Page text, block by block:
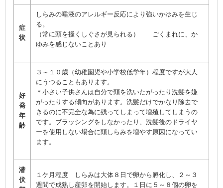
症
状
しらみの唾液のアレルギー反応により強いかゆみを生じ
る。
（常に頭を掻くしぐさが見られる） ごくまれに、か
ゆみを感じないことあり
好
発
年
齢
３～１０歳（幼稚園児や小学校低学年）程度ですが大人
にうつることもあります。
＊小さい子供さんは自分で頭を洗いたがったり洗髪を嫌
がったりする傾向があります。洗髪だけでかなり除去で
きるのに不完全な為に残ってしまって増殖してしまうの
です。ブラッシングをしなかったり、洗髪後のドライヤ
ーを使用しない場合に頭しらみを増やす原因になってい
ます。
潜
伏
１ケ月程度 しらみは大体８日で卵から孵化し、２～３
週間で成熟し産卵を開始します。１日に５～８個の卵を